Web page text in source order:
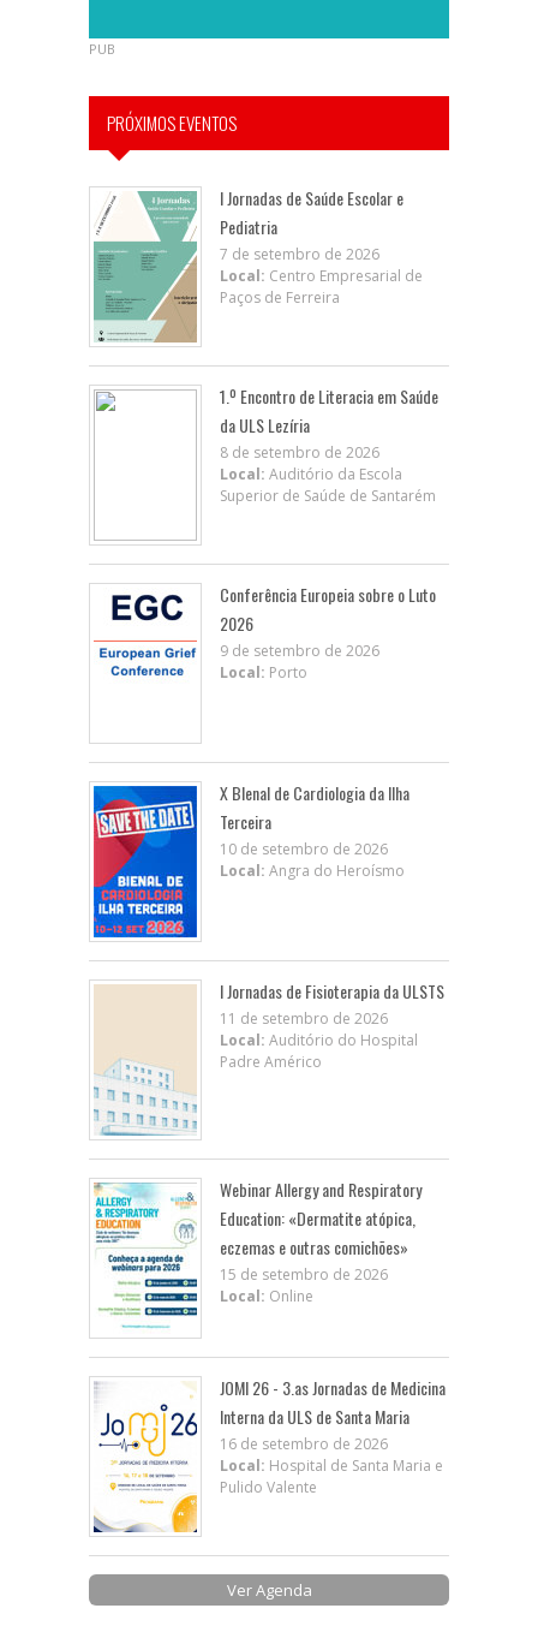
PUB
PRÓXIMOS EVENTOS
I Jornadas de Saúde Escolar e
Pediatria
7 de setembro de 2026
Local: Centro Empresarial de
Paços de Ferreira
1.º Encontro de Literacia em Saúde
da ULS Lezíria
8 de setembro de 2026
Local: Auditório da Escola
Superior de Saúde de Santarém
Conferência Europeia sobre o Luto
2026
9 de setembro de 2026
Local: Porto
X BIenal de Cardiologia da Ilha
Terceira
10 de setembro de 2026
Local: Angra do Heroísmo
I Jornadas de Fisioterapia da ULSTS
11 de setembro de 2026
Local: Auditório do Hospital
Padre Américo
Webinar Allergy and Respiratory
Education: «Dermatite atópica,
eczemas e outras comichões»
15 de setembro de 2026
Local: Online
JOMI 26 - 3.as Jornadas de Medicina
Interna da ULS de Santa Maria
16 de setembro de 2026
Local: Hospital de Santa Maria e
Pulido Valente
Ver Agenda